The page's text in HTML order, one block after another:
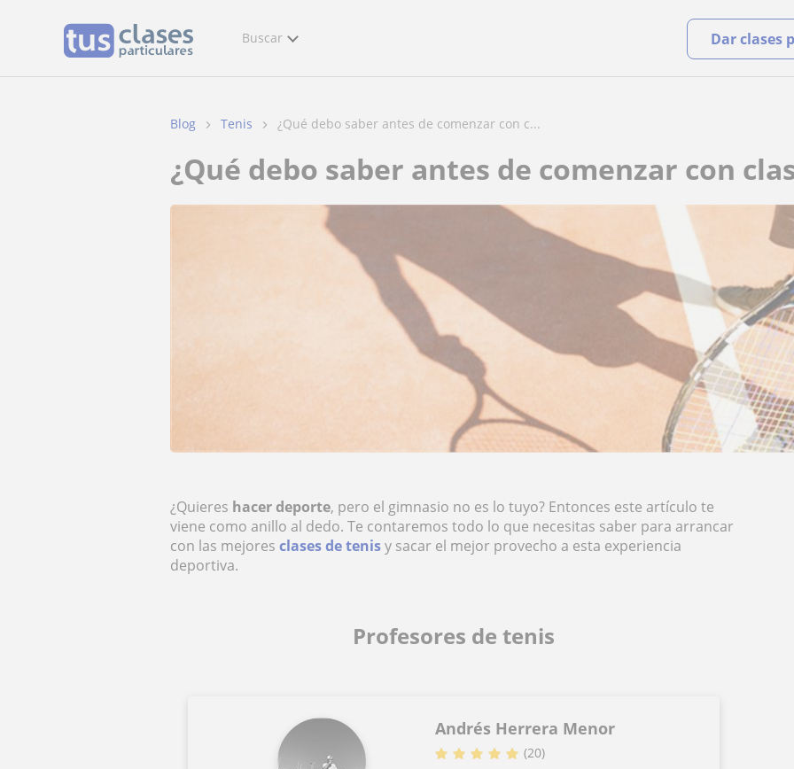
Buscar Dar clases
Blog Tenis ¿Qué debo saber antes de comenzar con c...
¿Qué debo saber antes de comenzar con
¿Quieres hacer deporte, pero el gimnasio no es lo tuyo? Entonces este artículo te
viene como anillo al dedo. Te contaremos todo lo que necesitas saber para arrancar
con las mejores clases de tenisy sacar el mejor provecho a esta experiencia
deportiva.
Profesores de tenis
Andrés Herrera Menor
(20)